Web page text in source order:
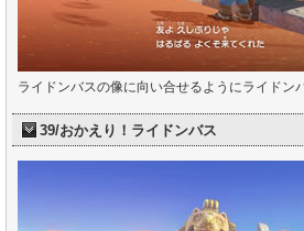
ライドンバスの像に向い合せるようにライドン
39/おかえり！ライドンバス